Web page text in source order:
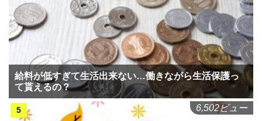
給料が低すぎて生活出来ない…働きながら生活保護っ
て貰えるの？
6,502ビュー